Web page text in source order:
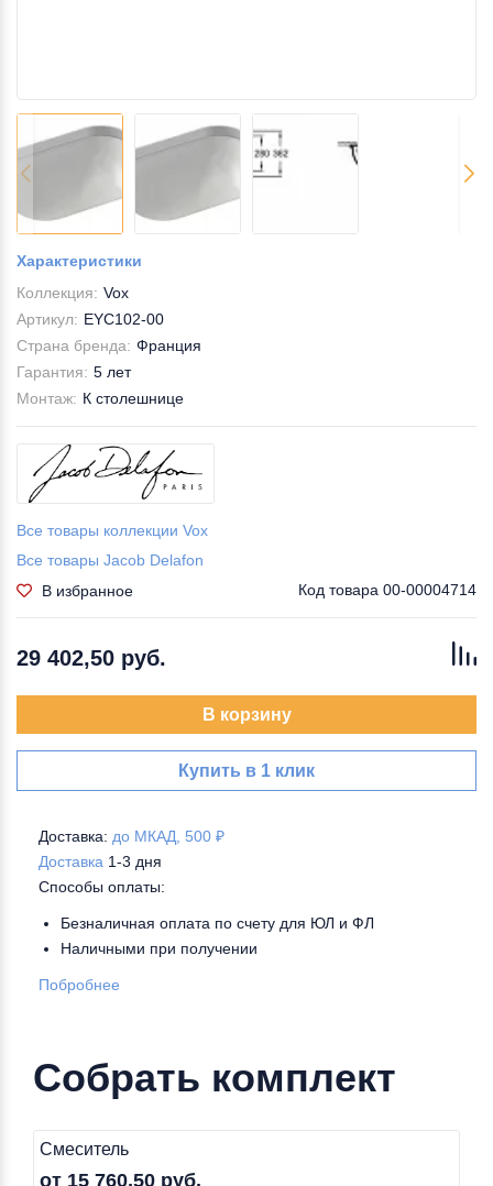
Характеристики
Коллекция: Vox
Артикул: EYC102-00
Страна бренда: Франция
Гарантия: 5 лет
Монтаж: К столешнице
Все товары коллекции Vox
Все товары Jacob Delafon
В избранное
Код товара 00-00004714
29 402,50 руб.
В корзину
Купить в 1 клик
Доставка: до МКАД, 500 ₽
Доставка 1-3 дня
Способы оплаты:
Безналичная оплата по счету для ЮЛ и ФЛ
Наличными при получении
Побробнее
Собрать комплект
Смеситель
от 15 760,50 руб.